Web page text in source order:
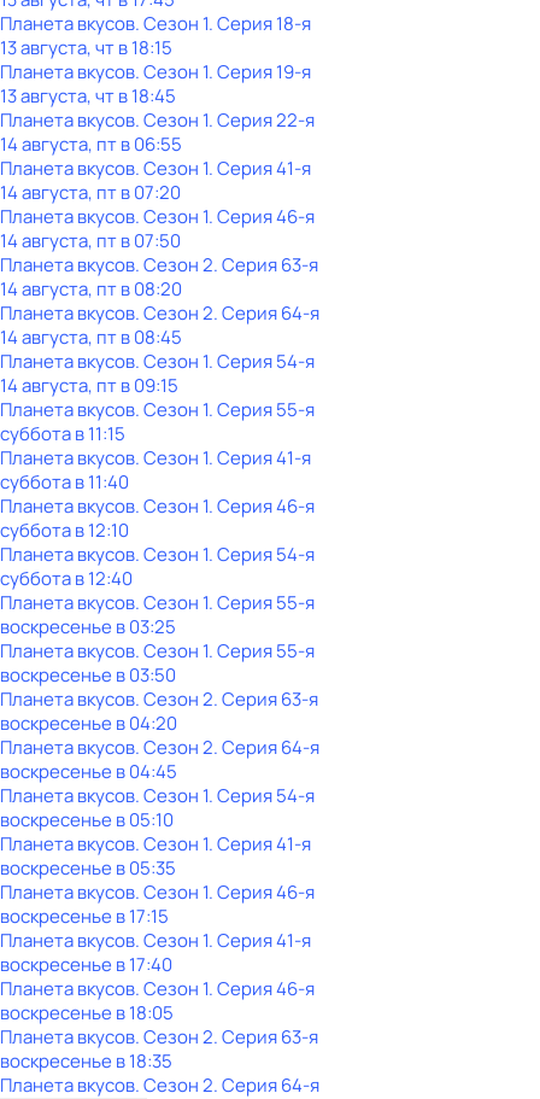
Планета вкусов. Сезон 1. Серия 18-я
13 августа, чт в 18:15
Планета вкусов. Сезон 1. Серия 19-я
13 августа, чт в 18:45
Планета вкусов. Сезон 1. Серия 22-я
14 августа, пт в 06:55
Планета вкусов. Сезон 1. Серия 41-я
14 августа, пт в 07:20
Планета вкусов. Сезон 1. Серия 46-я
14 августа, пт в 07:50
Планета вкусов. Сезон 2. Серия 63-я
14 августа, пт в 08:20
Планета вкусов. Сезон 2. Серия 64-я
14 августа, пт в 08:45
Планета вкусов. Сезон 1. Серия 54-я
14 августа, пт в 09:15
Планета вкусов. Сезон 1. Серия 55-я
субботав11:15
Планета вкусов. Сезон 1. Серия 41-я
субботав11:40
Планета вкусов. Сезон 1. Серия 46-я
субботав12:10
Планета вкусов. Сезон 1. Серия 54-я
субботав12:40
Планета вкусов. Сезон 1. Серия 55-я
воскресенье в03:25
Планета вкусов. Сезон 1. Серия 55-я
воскресенье в03:50
Планета вкусов. Сезон 2. Серия 63-я
воскресенье в04:20
Планета вкусов. Сезон 2. Серия 64-я
воскресенье в04:45
Планета вкусов. Сезон 1. Серия 54-я
воскресенье в05:10
Планета вкусов. Сезон 1. Серия 41-я
воскресенье в05:35
Планета вкусов. Сезон 1. Серия 46-я
воскресенье в17:15
Планета вкусов. Сезон 1. Серия 41-я
воскресенье в17:40
Планета вкусов. Сезон 1. Серия 46-я
воскресенье в18:05
Планета вкусов. Сезон 2. Серия 63-я
воскресенье в18:35
Планета вкусов. Сезон 2. Серия 64-я